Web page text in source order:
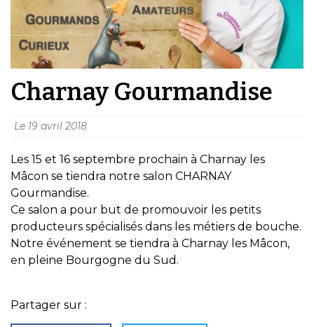
Charnay Gourmandise
Le 19 avril 2018
Les 15 et 16 septembre prochain à Charnay les
Mâcon se tiendra notre salon CHARNAY
Gourmandise.
Ce salon a pour but de promouvoir les petits
producteurs spécialisés dans les métiers de bouche.
Notre événement se tiendra à Charnay les Mâcon,
en pleine Bourgogne du Sud.
Partager sur :